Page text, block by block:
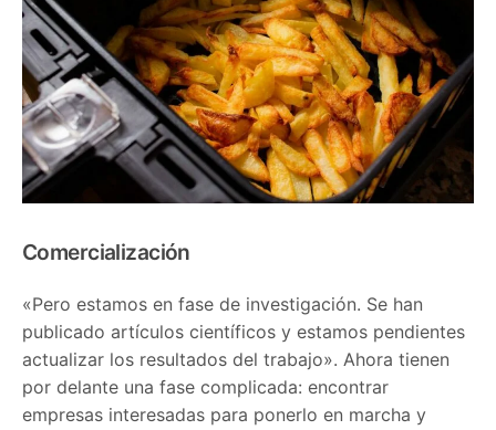
Comercialización
«Pero estamos en fase de investigación. Se han
publicado artículos científicos y estamos pendientes
actualizar los resultados del trabajo». Ahora tienen
por delante una fase complicada: encontrar
empresas interesadas para ponerlo en marcha y